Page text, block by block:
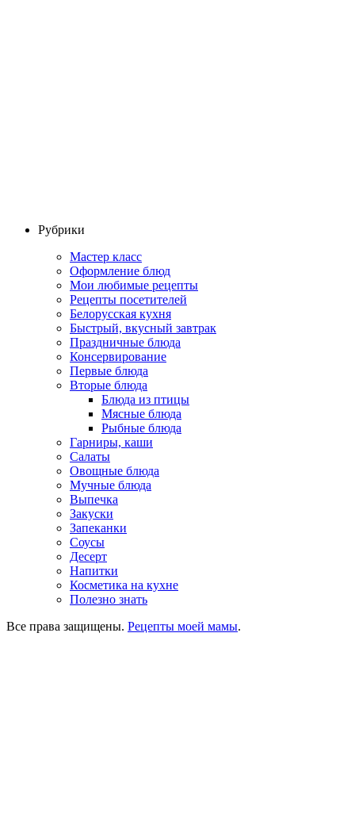
Рубрики
Мастер класс
Оформление блюд
Мои любимые рецепты
Рецепты посетителей
Белорусская кухня
Быстрый, вкусный завтрак
Праздничные блюда
Консервирование
Первые блюда
Вторые блюда
Блюда из птицы
Мясные блюда
Рыбные блюда
Гарниры, каши
Салаты
Овощные блюда
Мучные блюда
Выпечка
Закуски
Запеканки
Соусы
Десерт
Напитки
Косметика на кухне
Полезно знать
Все права защищены. Рецепты моей мамы.